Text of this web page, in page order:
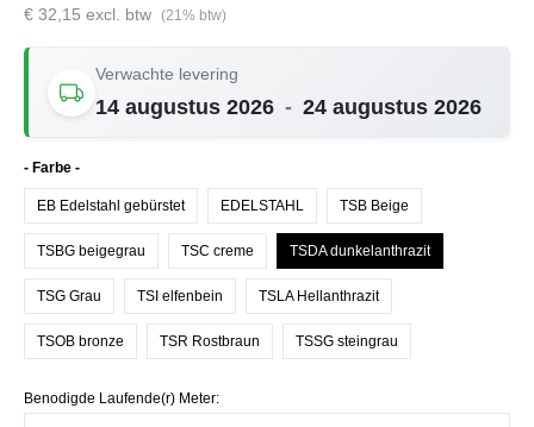
€ 32,15 excl. btw (21% btw)
Verwachte levering
14 augustus 2026 - 24 augustus 2026
Selecteer
- Farbe -
EB Edelstahl gebürstet EDELSTAHL TSB Beige
TSBG beigegrau TSC creme TSDA dunkelanthrazit
TSG Grau TSI elfenbein TSLA Hellanthrazit
TSOB bronze TSR Rostbraun TSSG steingrau
Benodigde Laufende(r) Meter: